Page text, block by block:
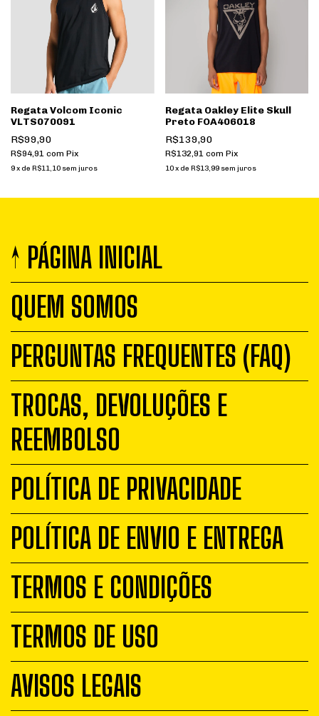
Regata Volcom Iconic
VLTS070091
R$99,90
R$94,91 com Pix
9x de R$11,10 sem juros
Regata Oakley Elite Skull
Preto FOA406018
R$139,90
R$132,91 com Pix
10 x de R$13,99 sem juros
↑ PÁGINA INICIAL
QUEM SOMOS
PERGUNTAS FREQUENTES (FAQ)
TROCAS, DEVOLUÇÕES E
REEMBOLSO
POLÍTICA DE PRIVACIDADE
POLÍTICA DE ENVIO E ENTREGA
TERMOS E CONDIÇÕES
TERMOS DE USO
AVISOS LEGAIS